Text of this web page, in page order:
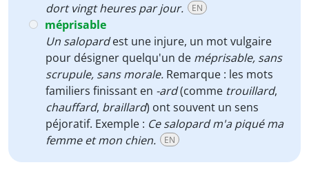
dort vingt heures par jour.
EN
méprisable
Un salopardest une injure, un mot vulgaire
pour désigner quelqu'un de méprisable, sans
scrupule, sans morale. Remarque : les mots
familiers finissant en -ard(comme trouillard,
chauffard, braillard) ont souvent un sens
péjoratif. Exemple : Ce salopard m'a piqué ma
femme et mon chien.
EN